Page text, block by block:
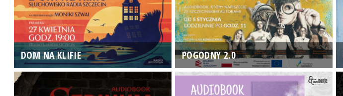
DOM NA KLIFIE POGODNY 2.0